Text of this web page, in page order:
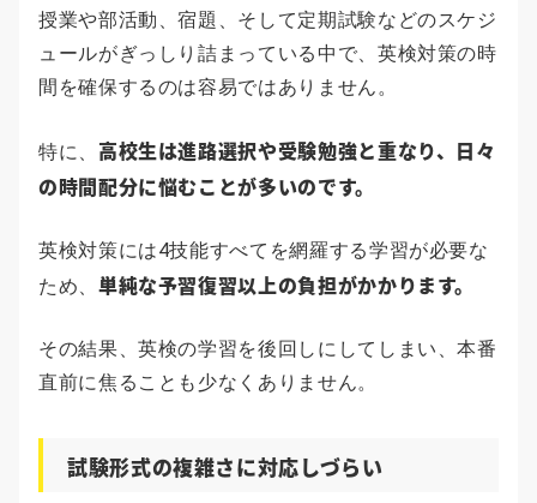
授業や部活動、宿題、そして定期試験などのスケジ
ュールがぎっしり詰まっている中で、英検対策の時
間を確保するのは容易ではありません。
特に、 高校生は進路選択や受験勉強と重なり、日々
の時間配分に悩むことが多いのです。
英検対策には4技能すべてを網羅する学習が必要な
ため、 単純な予習復習以上の負担がかかります。
その結果、英検の学習を後回しにしてしまい、本番
直前に焦ることも少なくありません。
試験形式の複雑さに対応しづらい